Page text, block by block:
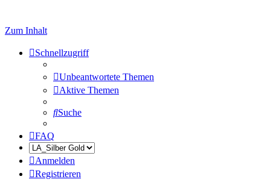
Zum Inhalt
Schnellzugriff
Unbeantwortete Themen
Aktive Themen
Suche
FAQ
Anmelden
Registrieren